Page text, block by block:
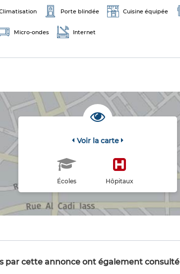
Porte blindée Cuisine équipée
Micro-ondes Internet
Voir la carte
Écoles Hôpitaux
par cette annonce ont également consulté